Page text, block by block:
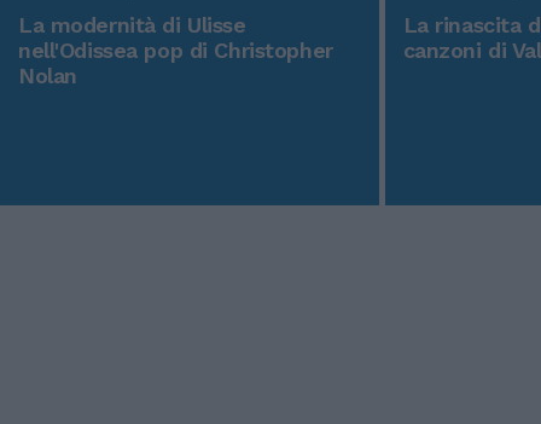
La modernità di Ulisse
nell'Odissea pop di Christopher
Nolan
La rinascita
canzoni di